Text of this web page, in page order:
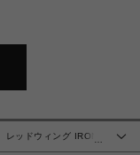
レッドウィング IRON